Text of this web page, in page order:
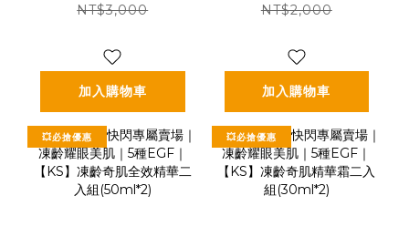
【KS】抗光清爽高
★★★★三入特惠
組(60ml*3瓶)
NT$3,000
加入購物車
修護｜【KS】蘆薈
150ml
NT$2,000
加入購物車
💥必搶優惠 💥必搶優惠